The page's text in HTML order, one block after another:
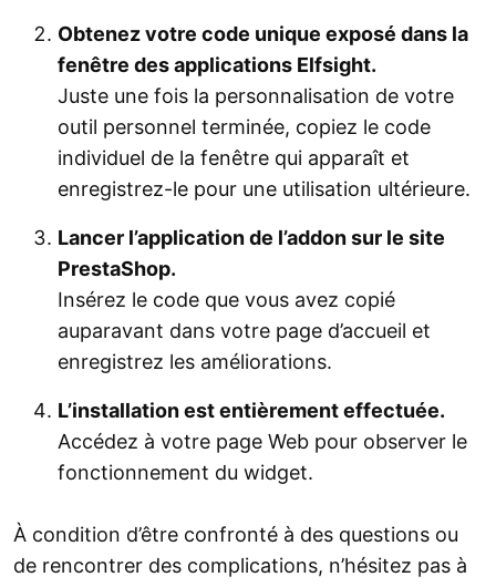
Obtenez votre code unique exposé dans la
fenêtre des applications Elfsight.
Juste une fois la personnalisation de votre
outil personnel terminée, copiez le code
individuel de la fenêtre qui apparaît et
enregistrez-le pour une utilisation ultérieure.
Lancer l’application de l’addon sur le site
PrestaShop.
Insérez le code que vous avez copié
auparavant dans votre page d’accueil et
enregistrez les améliorations.
L’installation est entièrement effectuée.
Accédez à votre page Web pour observer le
fonctionnement du widget.
À condition d’être confronté à des questions ou
de rencontrer des complications, n’hésitez pas à